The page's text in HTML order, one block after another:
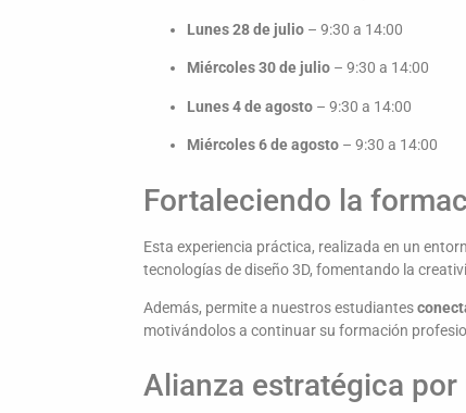
Lunes 28 de julio – 9:30 a 14:00
Miércoles 30 de julio – 9:30 a 14:00
Lunes 4 de agosto – 9:30 a 14:00
Miércoles 6 de agosto – 9:30 a 14:00
Fortaleciendo la
Esta experiencia práctica, realizada en un
tecnologías de diseño 3D, fomentando la
Además, permite a nuestros estudiantes
motivándolos a continuar su formación
Alianza estratégica